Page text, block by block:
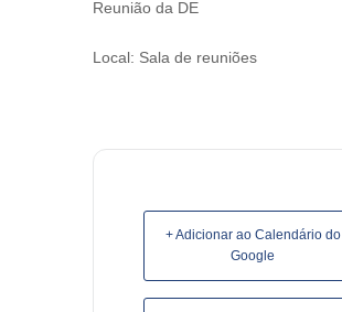
Reunião da DE
Local: Sala de reuniões
+ Adicionar ao Calendário do
Google